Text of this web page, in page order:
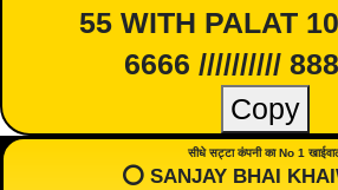
55 WITH PALAT
6666 //////////
Copy
सीधे सट्टा कंपनी का No 1
⭕️ SANJAY BHAI